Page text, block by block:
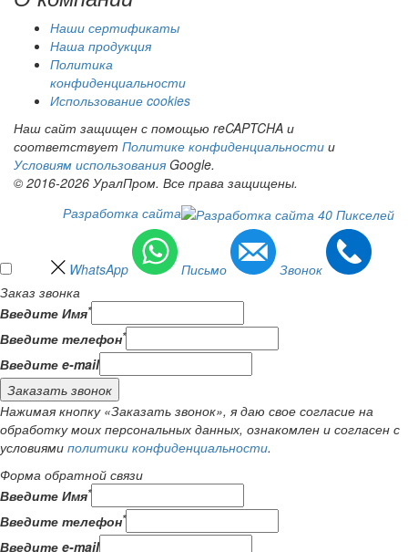
Наши сертификаты
Наша продукция
Политика
конфиденциальности
Использование cookies
Наш сайт защищен с помощью reCAPTCHA и
соответствует Политике конфиденциальности и
Условиям использования Google.
© 2016-2026 УралПром. Все права защищены.
Разработка сайта
WhatsApp Письмо
Звонок
Заказ звонка
Введите Имя*
Введите телефон*
Введите e-mail
Заказать звонок
Нажимая кнопку «Заказать звонок», я даю свое согласие на
обработку моих персональных данных, ознакомлен и согласен с
условиями политики конфиденциальности.
Форма обратной связи
Введите Имя*
Введите телефон*
Введите e-mail